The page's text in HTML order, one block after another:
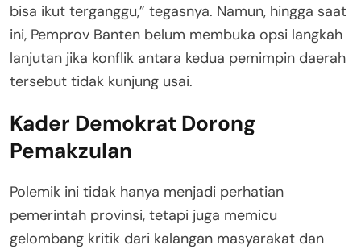
bisa ikut terganggu,” tegasnya. Namun, hingga saat
ini, Pemprov Banten belum membuka opsi langkah
lanjutan jika konflik antara kedua pemimpin daerah
tersebut tidak kunjung usai.
Kader Demokrat Dorong
Pemakzulan
Polemik ini tidak hanya menjadi perhatian
pemerintah provinsi, tetapi juga memicu
gelombang kritik dari kalangan masyarakat dan